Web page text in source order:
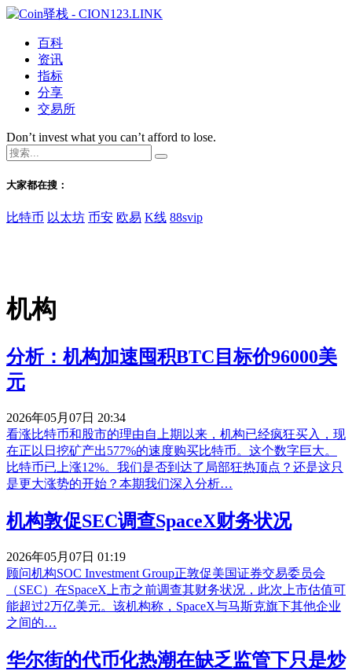
百科
资讯
指标
分享
交易所
Don’t invest what you can’t afford to lose.
大家都在搜：
比特币 以太坊 币安 欧易 K线 88svip
机构
分析：机构加速囤积BTC目标价96000美
元
2026年05月07日 20:34
看涨比特币和股市的理由自上期以来，机构已经疯狂买入，现
在正以日挖矿产出577%的速度购买比特币。这个数字巨大。
比特币已上涨12%。我们是否到达了局部狂热顶点？还是这只
是更大涨势的开始？本期我们深入分析…
机构敦促SEC调查SpaceX财务状况
2026年05月07日 01:19
顾问机构SOC Investment Group正敦促美国证券交易委员会
（SEC）在SpaceX上市之前调查其财务状况，此次上市估值可
能超过2万亿美元。该机构称，SpaceX与马斯克旗下其他企业
之间的…
华尔街的代币化热潮在缺乏监管下只是炒